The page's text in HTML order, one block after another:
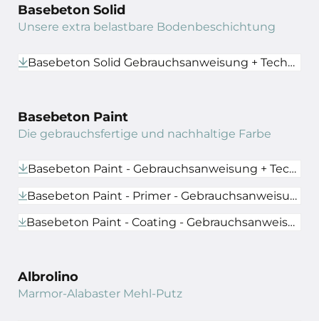
Basebeton Solid
Unsere extra belastbare Bodenbeschichtung
Basebeton Solid Gebrauchsanweisung + Technisches Datenblatt
Basebeton Paint
Die gebrauchsfertige und nachhaltige Farbe
Basebeton Paint - Gebrauchsanweisung + Technisches Datenblatt
Basebeton Paint - Primer - Gebrauchsanweisung + Technisches Datenblatt
Basebeton Paint - Coating - Gebrauchsanweisung + Technisches Datenblatt
Albrolino
Marmor-Alabaster Mehl-Putz